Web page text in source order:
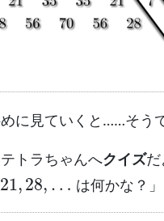
めに見ていくと……そう
テトラちゃんへクイズ
21 , 28,…
は何かな？」